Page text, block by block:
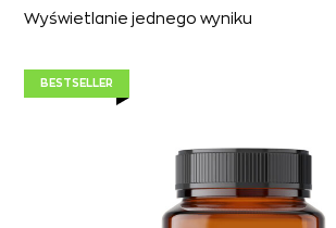
Wyświetlanie jednego wyniku
BESTSELLER